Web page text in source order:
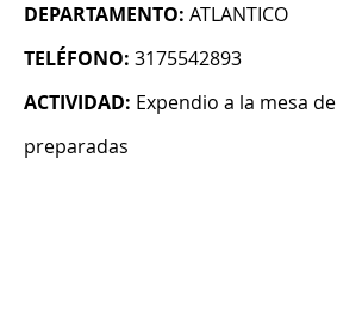
DEPARTAMENTO: ATLANTICO
TELÉFONO: 3175542893
ACTIVIDAD: Expendio a la mesa
preparadas